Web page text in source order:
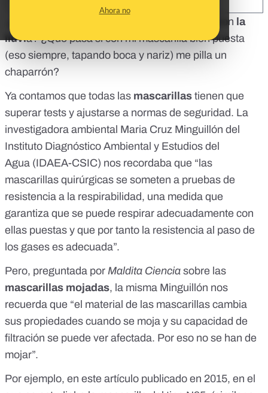
Ahora no
con la
lluvia? ¿Qué pasa si con mi mascarilla bien puesta
(eso siempre, tapando boca y nariz) me pilla un
chaparrón?
Ya contamos que todas las mascarillas tienen que
superar tests y ajustarse a normas de seguridad. La
investigadora ambiental Maria Cruz Minguillón del
Instituto Diagnóstico Ambiental y Estudios del
Agua (IDAEA-CSIC) nos recordaba que “las
mascarillas quirúrgicas se someten a pruebas de
resistencia a la respirabilidad, una medida que
garantiza que se puede respirar adecuadamente con
ellas puestas y que por tanto la resistencia al paso de
los gases es adecuada”.
Pero, preguntada por Maldita Ciencia sobre las
mascarillas mojadas, la misma Minguillón nos
recuerda que “el material de las mascarillas cambia
sus propiedades cuando se moja y su capacidad de
filtración se puede ver afectada. Por eso no se han de
mojar”.
Por ejemplo, en este artículo publicado en 2015, en el